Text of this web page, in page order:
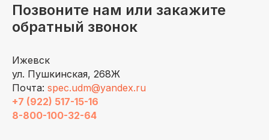
Позвоните нам или закажите
обратный звонок
Ижевск
ул. Пушкинская, 268Ж
Почта: spec.udm@yandex.ru
+7 (922) 517-15-16
8-800-100-32-64